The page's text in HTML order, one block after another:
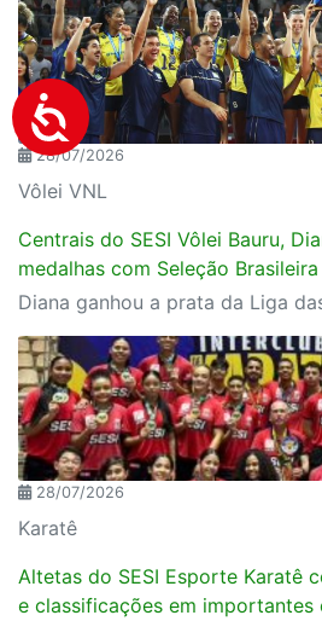
28/07/2026
Vôlei VNL
Centrais do SESI Vôlei Bauru,
medalhas com Seleção Brasileira
28/07/2026
Karatê
Altetas do SESI Esporte Karatê
e classificações em importantes